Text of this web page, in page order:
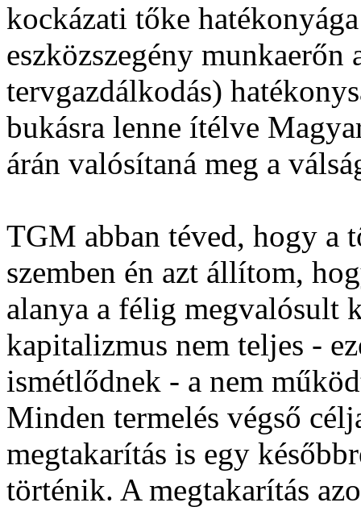
kockázati tőke
eszközszegény
tervgazdálkodás)
bukásra lenne ítélve
árán valósítaná meg a
TGM abban téved, hogy a
szemben én azt állítom,
alanya a félig megvalósult
kapitalizmus nem teljes -
ismétlődnek - a nem
Minden termelés végső
megtakarítás is egy
történik. A megtakarítás